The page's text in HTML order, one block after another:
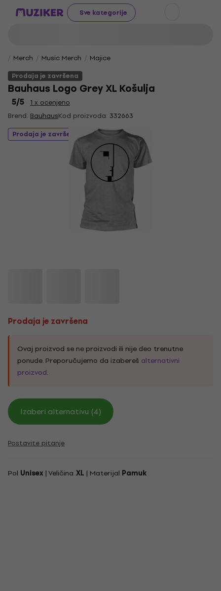
Sve kategorije
Merch Music Merch
Majice
Prodaja je završena
Bauhaus Logo Grey XL Košulja
5/5
1 x ocenjeno
Brend: BauhausKod proizvoda: 332663
Prodaja je završena
Prodaja je završena
Ovaj proizvod se ne proizvodi ili nije deo trenutne
ponude. Preporučujemo da izabereš alternativni
proizvod.
Izaberi alternativu (4)
Postavite pitanje
Pol Unisex | Veličina XL | Materijal Pamuk